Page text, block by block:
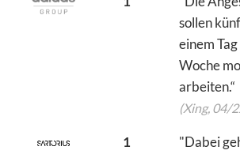
sollen
einem
Woche
arbeiten.“
(Xing, 04/
1
"Dabei